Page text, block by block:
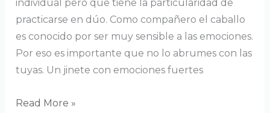
individual pero que tiene la particularidad de
practicarse en dúo. Como compañero el caballo
es conocido por ser muy sensible a las emociones.
Por eso es importante que no lo abrumes con las
tuyas. Un jinete con emociones fuertes
Read More »